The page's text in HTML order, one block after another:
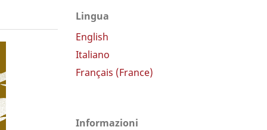
Lingua
English
Italiano
Français (France)
Informazioni